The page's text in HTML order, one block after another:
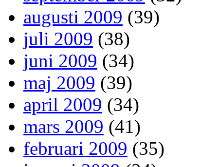
augusti 2009 (39)
juli 2009 (38)
juni 2009 (34)
maj 2009 (39)
april 2009 (34)
mars 2009 (41)
februari 2009 (35)